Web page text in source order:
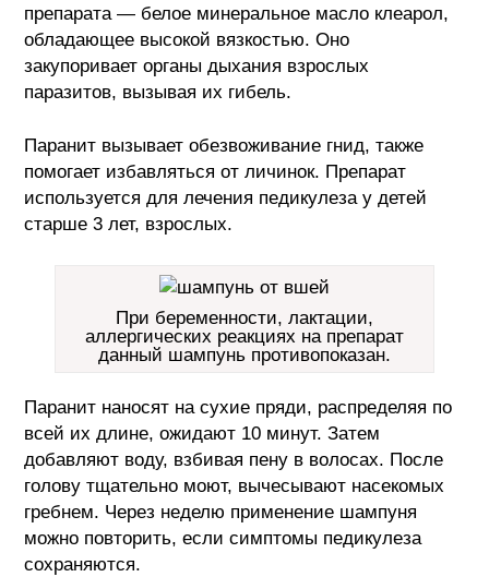
препарата — белое минеральное масло клеарол,
обладающее высокой вязкостью. Оно
закупоривает органы дыхания взрослых
паразитов, вызывая их гибель.
Паранит вызывает обезвоживание гнид, также
помогает избавляться от личинок. Препарат
используется для лечения педикулеза у детей
старше 3 лет, взрослых.
При беременности, лактации,
аллергических реакциях на препарат
данный шампунь противопоказан.
Паранит наносят на сухие пряди, распределяя по
всей их длине, ожидают 10 минут. Затем
добавляют воду, взбивая пену в волосах. После
голову тщательно моют, вычесывают насекомых
гребнем. Через неделю применение шампуня
можно повторить, если симптомы педикулеза
сохраняются.